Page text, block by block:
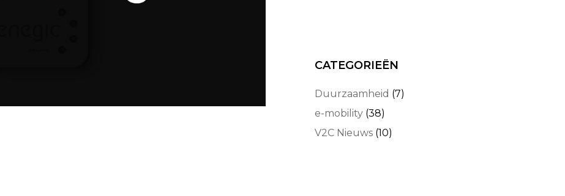
CATEGORIEËN
Duurzaamheid (7)
e-mobility (38)
V2C Nieuws (10)